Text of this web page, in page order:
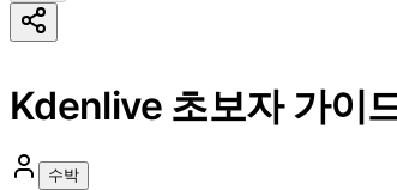
Kdenlive 초보자 가이
수박